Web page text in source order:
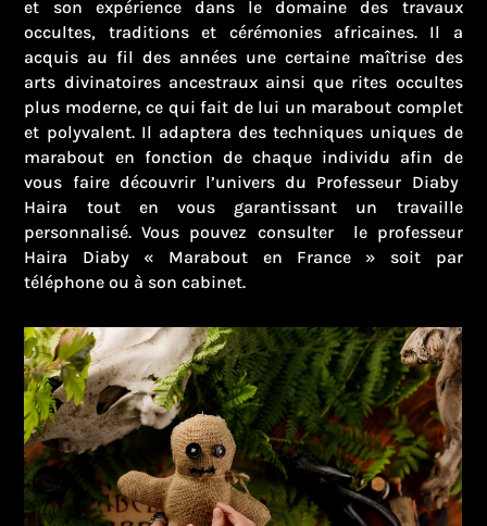
et son expérience dans le domaine des travaux
occultes, traditions et cérémonies africaines. Il a
acquis au fil des années une certaine maîtrise des
arts divinatoires ancestraux ainsi que rites occultes
plus moderne, ce qui fait de lui un marabout complet
et polyvalent. Il adaptera des techniques uniques de
marabout en fonction de chaque individu afin de
vous faire découvrir l’univers du Professeur Diaby
Haira tout en vous garantissant un travaille
personnalisé. Vous pouvez consulter le professeur
Haira Diaby « Marabout en France » soit par
téléphone ou à son cabinet.